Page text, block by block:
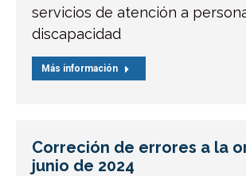
servicios de atención a
discapacidad
Más información
Correción de errores a la
junio de 2024